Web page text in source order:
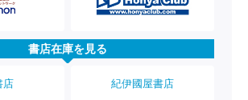
書店在庫を見る
店 紀伊國屋書店